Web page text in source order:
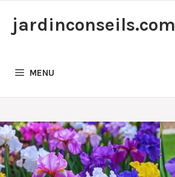
jardinconseils.com
MENU